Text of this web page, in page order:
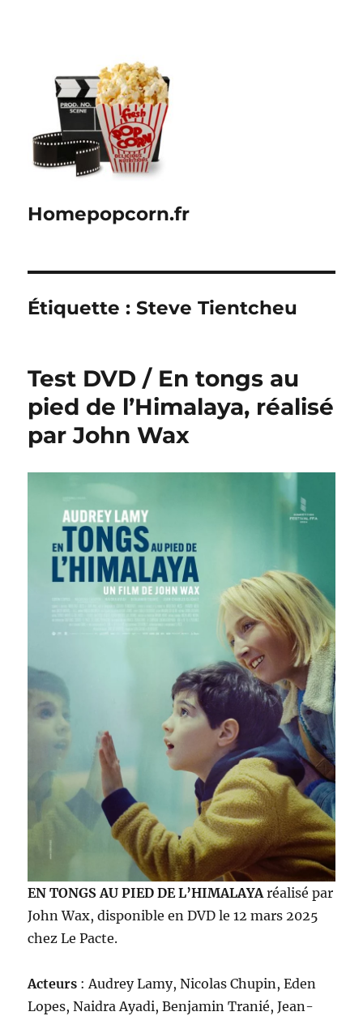
Homepopcorn.fr
Étiquette :Steve Tientcheu
Test DVD / En tongs au
pied de l’Himalaya, réalisé
par John Wax
EN TONGS AU PIED DE L’HIMALAYAréalisé par
John Wax, disponible en DVD le 12 mars 2025
chez Le Pacte.
Acteurs : Audrey Lamy, Nicolas Chupin, Eden
Lopes, Naidra Ayadi, Benjamin Tranié, Jean-